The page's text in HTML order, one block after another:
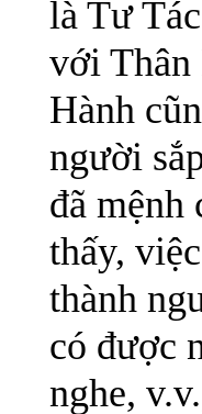
là Tư
với Thân
Hành
người
đã mệnh
thấy,
thành
có được
nghe,